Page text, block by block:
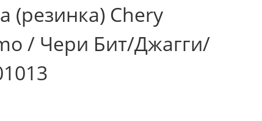
(резинка) Chery
/ Чери Бит/Джагги/